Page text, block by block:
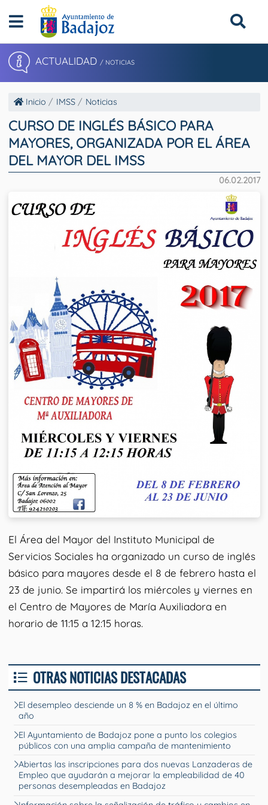
ACTUALIDAD / NOTICIAS
Inicio IMSS Noticias
CURSO DE INGLÉS BÁSICO PARA
MAYORES, ORGANIZADA POR EL ÁREA
DEL MAYOR DEL IMSS
06.02.2017
El Área del Mayor del Instituto Municipal de
Servicios Sociales ha organizado un curso de inglés
básico para mayores desde el 8 de febrero hasta el
23 de junio. Se impartirá los miércoles y viernes en
el Centro de Mayores de María Auxiliadora en
horario de 11:15 a 12:15 horas.
OTRAS NOTICIAS DESTACADAS
El desempleo desciende un 8 % en Badajoz en el último
año
El Ayuntamiento de Badajoz pone a punto los colegios
públicos con una amplia campaña de mantenimiento
Abiertas las inscripciones para dos nuevas Lanzaderas de
Empleo que ayudarán a mejorar la empleabilidad de 40
personas desempleadas en Badajoz